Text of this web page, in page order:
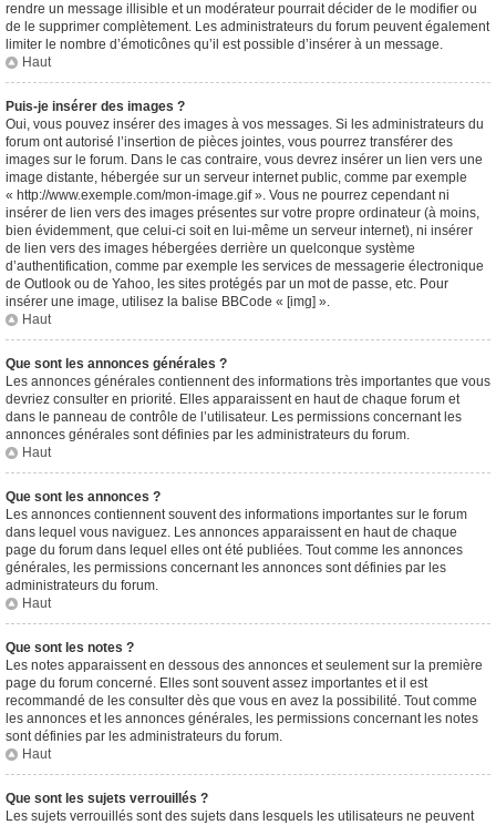
rendre un message illisible et un modérateur pourrait décider de le modifier ou
de le supprimer complètement. Les administrateurs du forum peuvent également
limiter le nombre d’émoticônes qu’il est possible d’insérer à un message.
Haut
Puis-je insérer des images ?
Oui, vous pouvez insérer des images à vos messages. Si les administrateurs du
forum ont autorisé l’insertion de pièces jointes, vous pourrez transférer des
images sur le forum. Dans le cas contraire, vous devrez insérer un lien vers une
image distante, hébergée sur un serveur internet public, comme par exemple
« http://www.exemple.com/mon-image.gif ». Vous ne pourrez cependant ni
insérer de lien vers des images présentes sur votre propre ordinateur (à moins,
bien évidemment, que celui-ci soit en lui-même un serveur internet), ni insérer
de lien vers des images hébergées derrière un quelconque système
d’authentification, comme par exemple les services de messagerie électronique
de Outlook ou de Yahoo, les sites protégés par un mot de passe, etc. Pour
insérer une image, utilisez la balise BBCode « [img] ».
Haut
Que sont les annonces générales ?
Les annonces générales contiennent des informations très importantes que vous
devriez consulter en priorité. Elles apparaissent en haut de chaque forum et
dans le panneau de contrôle de l’utilisateur. Les permissions concernant les
annonces générales sont définies par les administrateurs du forum.
Haut
Que sont les annonces ?
Les annonces contiennent souvent des informations importantes sur le forum
dans lequel vous naviguez. Les annonces apparaissent en haut de chaque
page du forum dans lequel elles ont été publiées. Tout comme les annonces
générales, les permissions concernant les annonces sont définies par les
administrateurs du forum.
Haut
Que sont les notes ?
Les notes apparaissent en dessous des annonces et seulement sur la première
page du forum concerné. Elles sont souvent assez importantes et il est
recommandé de les consulter dès que vous en avez la possibilité. Tout comme
les annonces et les annonces générales, les permissions concernant les notes
sont définies par les administrateurs du forum.
Haut
Que sont les sujets verrouillés ?
Les sujets verrouillés sont des sujets dans lesquels les utilisateurs ne peuvent